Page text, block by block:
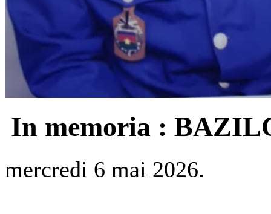
In memoria :
mercredi 6 mai 2026.